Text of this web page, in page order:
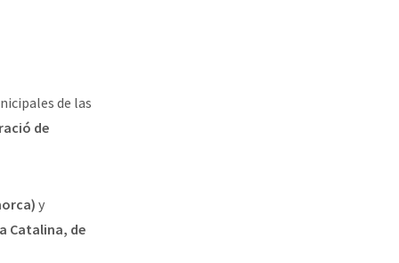
de las
de
y
Catalina, de